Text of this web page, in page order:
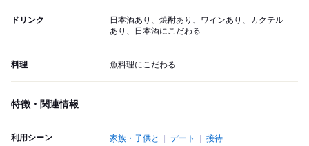
ドリンク
日本酒あり、焼酎あり、ワインあり、カクテル
あり、日本酒にこだわる
料理 魚料理にこだわる
特徴・関連情報
利用シーン 家族・子供と デート 接待